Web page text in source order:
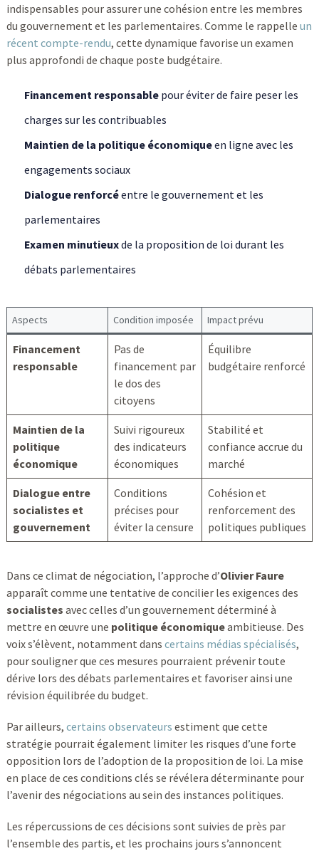
indispensables pour assurer une cohésion entre les membres
du gouvernement et les parlementaires. Comme le rappelle un
récent compte-rendu, cette dynamique favorise un examen
plus approfondi de chaque poste budgétaire.
Financement responsablepour éviter de faire peser les
charges sur les contribuables
Maintien de la politique économiqueen ligne avec les
engagements sociaux
Dialogue renforcéentre le gouvernement et les
parlementaires
Examen minutieuxde la proposition de loi durant les
débats parlementaires
Aspects Condition imposée Impact prévu
Financement
responsable
Pas de
financement par
le dos des
citoyens
Équilibre
budgétaire renforcé
Maintien de la
politique
économique
Suivi rigoureux
des indicateurs
économiques
Stabilité et
confiance accrue du
marché
Dialogue entre
socialistes et
gouvernement
Conditions
précises pour
éviter la censure
Cohésion et
renforcement des
politiques publiques
Dans ce climat de négociation, l’approche d’Olivier Faure
apparaît comme une tentative de concilier les exigences des
socialistes avec celles d’un gouvernement déterminé à
mettre en œuvre une politique économiqueambitieuse. Des
voix s’élèvent, notamment dans certains médias spécialisés,
pour souligner que ces mesures pourraient prévenir toute
dérive lors des débats parlementaires et favoriser ainsi une
révision équilibrée du budget.
Par ailleurs, certains observateurs estiment que cette
stratégie pourrait également limiter les risques d’une forte
opposition lors de l’adoption de la proposition de loi. La mise
en place de ces conditions clés se révélera déterminante pour
l’avenir des négociations au sein des instances politiques.
Les répercussions de ces décisions sont suivies de près par
l’ensemble des partis, et les prochains jours s’annoncent